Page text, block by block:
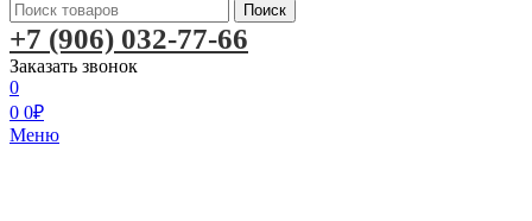
Поиск
+7 (906) 032-77-66
Заказать звонок
0
0 0₽
Меню